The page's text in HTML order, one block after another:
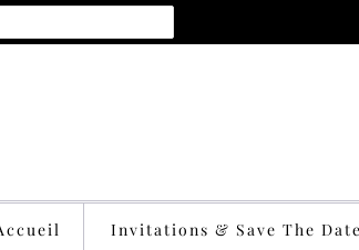
Invitations & Save The Date